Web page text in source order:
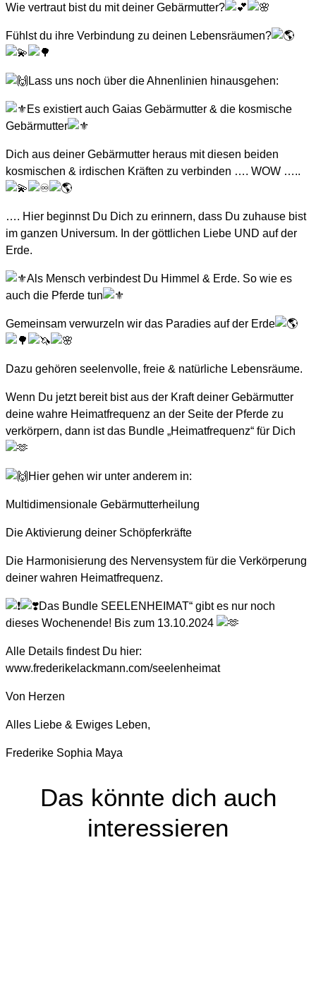
Wie vertraut bist du mit deiner Gebärmutter?
Fühlst du ihre Verbindung zu deinen Lebensräumen?
Lass uns noch über die Ahnenlinien hinausgehen:
Es existiert auch Gaias Gebärmutter & die kosmische
Gebärmutter
Dich aus deiner Gebärmutter heraus mit diesen beiden
kosmischen & irdischen Kräften zu verbinden …. WOW …..
…. Hier beginnst Du Dich zu erinnern, dass Du zuhause bist
im ganzen Universum. In der göttlichen Liebe UND auf der
Erde.
Als Mensch verbindest Du Himmel & Erde. So wie es
auch die Pferde tun
Gemeinsam verwurzeln wir das Paradies auf der Erde
Dazu gehören seelenvolle, freie & natürliche Lebensräume.
Wenn Du jetzt bereit bist aus der Kraft deiner Gebärmutter
deine wahre Heimatfrequenz an der Seite der Pferde zu
verkörpern, dann ist das Bundle „Heimatfrequenz“ für Dich
Hier gehen wir unter anderem in:
Multidimensionale Gebärmutterheilung
Die Aktivierung deiner Schöpferkräfte
Die Harmonisierung des Nervensystem für die Verkörperung
deiner wahren Heimatfrequenz.
Das Bundle SEELENHEIMAT“ gibt es nur noch
dieses Wochenende! Bis zum 13.10.2024
Alle Details findest Du hier:
www.frederikelackmann.com/seelenheimat
Von Herzen
Alles Liebe & Ewiges Leben,
Frederike Sophia Maya
Das könnte dich auch
interessieren